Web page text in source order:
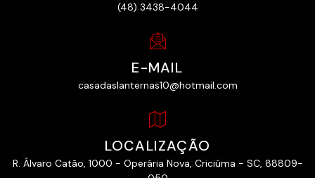
(48) 3438-4044
E-MAIL
casadaslanternas10@hotmail.com
LOCALIZAÇÃO
R. Álvaro Catão, 1000 - Operária Nova, Criciúma - SC, 88809-